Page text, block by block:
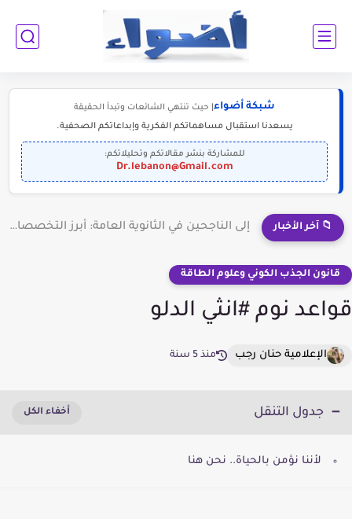
شبكة أضواء | حيث تنتهي الشائعات وتبدأ الحقيقة
يسعدنا استقبال مساهماتكم الفكرية وإبداعاتكم الصحفية.
للمشاركة بنشر مقالاتكم وتحليلاتكم:
Dr.lebanon@Gmail.com
📁 آخر الأخبار إلى الناجحين في الثانوية العامة: أبرز التخصصات المطلوبة للمستقبل (2030-2050)
قانون الجذب الكوني وعلوم الطاقة
قواعد نوم #انثي الدلو
الإعلامية حنان رجب منذ 5 سنة
جدول التنقل
لأننا نؤمن بالحياة.. نحن هنا